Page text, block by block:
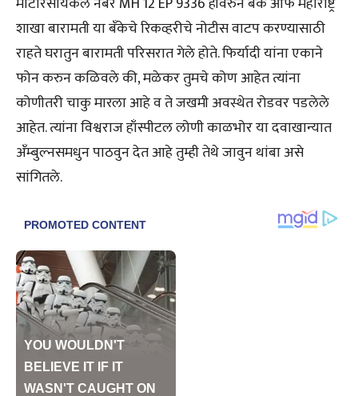
शाखा बारामती या बँकेचे रिकव्हरीचे नोटीस वाटप करण्यासाठी
राहते घरातुन बारामती परिसरात गेले होते. फिर्यादी यांना एकाने
फोन करुन कळिवले की, मळेकर तुमचे कोण आहेत त्यांना
कोणीतरी चाकु मारला आहे व ते जखमी अवस्थेत रोडवर पडलेले
आहेत. त्यांना विश्वराज हाँस्पीटल लोणी काळभोर या दवाखान्यात
अँम्बुल्नसमधुन पाठवुन देत आहे तुम्ही तेथे जावुन थांबा असे
सांगितले.